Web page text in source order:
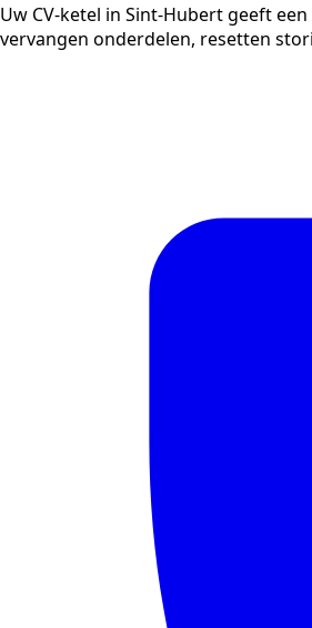
Uw CV-ketel in Sint-Hubert geeft
vervangen onderdelen, resetten